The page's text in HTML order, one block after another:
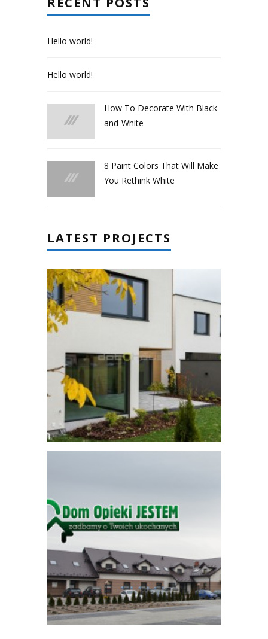
Hello world!
Hello world!
How To Decorate With Black-
and-White
8 Paint Colors That Will Make
You Rethink White
LATEST PROJECTS